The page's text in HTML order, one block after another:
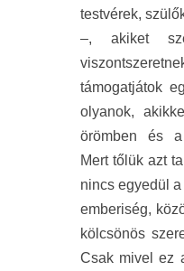
testvérek,
–, akiket
támogatjátok
olyanok,
örömben és a
Mert tőlük azt
nincs egyedül
emberiség,
kölcsönös
Csak mivel ez